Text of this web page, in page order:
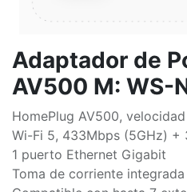
Adaptador de
AV500 M: WS-
HomePlug AV500,
Wi-Fi 5, 433Mbps (5GHz) +
1 puerto Ethernet Gigabit
Toma de corriente